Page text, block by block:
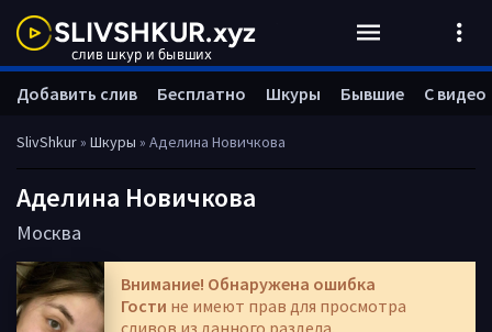
SlivShkur» Шкуры » Аделина Новичкова
Аделина Новичкова
Москва
Внимание! Обнаружена ошибка
Гости не имеют прав для просмотра
сливов из данного раздела.
Добавить слив Бесплатно Шкуры Бывшие С видео